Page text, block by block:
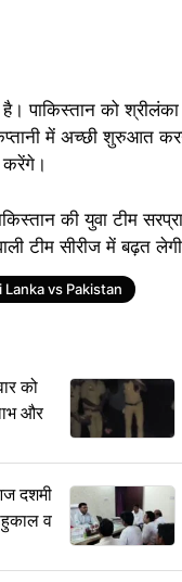
पाकिस्तान को
में अच्छी शुरुआत
करेंगे।
की युवा टीम
टीम सीरीज में बढ़त
Lanka vs Pakistan
को
और
दशमी
व